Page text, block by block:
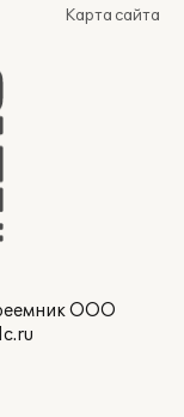
Карта сайта
ООО